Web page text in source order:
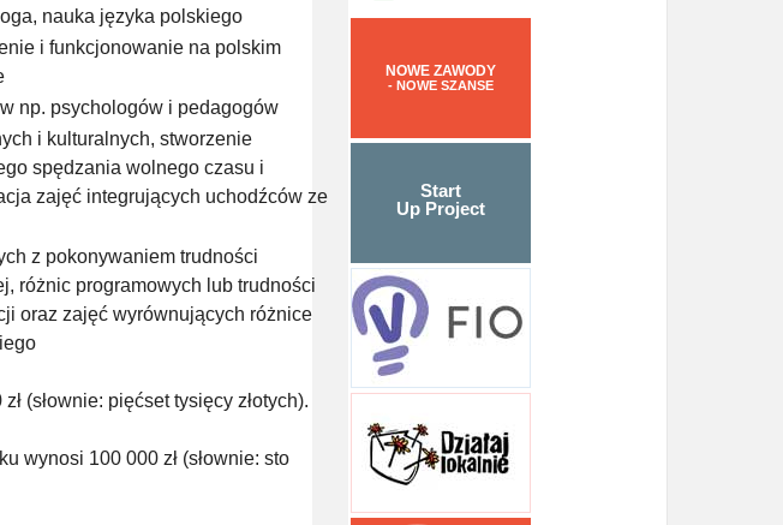
nauka języka polskiego
i funkcjonowanie na polskim
np. psychologów i pedagogów
i kulturalnych, stworzenie
spędzania wolnego czasu i
zajęć integrujących uchodźców ze
z pokonywaniem trudności
różnic programowych lub trudności
oraz zajęć wyrównujących różnice
(słownie: pięćset tysięcy złotych).
wynosi 100 000 zł (słownie: sto
NOWE ZAWODY
- NOWE SZANSE
Start
Up Project